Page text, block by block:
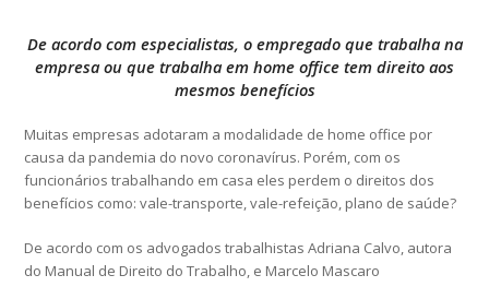
De acordo com especialistas, o empregado que trabalha na
empresa ou que trabalha em home office tem direito aos
mesmos benefícios
Muitas empresas adotaram a modalidade de home office por
causa da pandemia do novo coronavírus. Porém, com os
funcionários trabalhando em casa eles perdem o direitos dos
benefícios como: vale-transporte, vale-refeição, plano de saúde?
De acordo com os advogados trabalhistas Adriana Calvo, autora
do Manual de Direito do Trabalho, e Marcelo Mascaro